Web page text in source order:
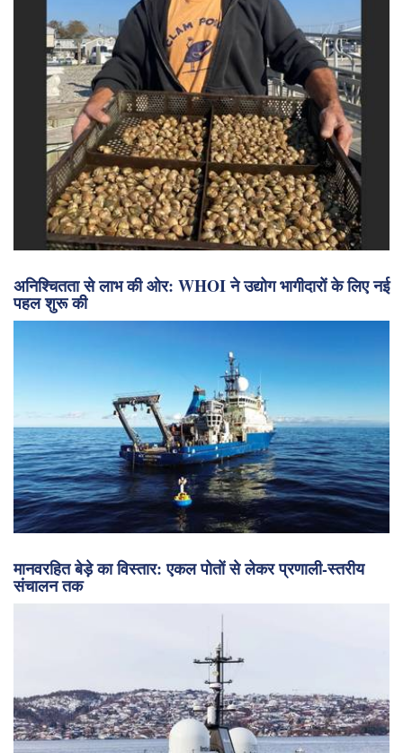
अनिश्चितता से लाभ की ओर: WHOI ने उद्योग भागीदारों के लिए नई
पहल शुरू की
मानवरहित बेड़े का विस्तार: एकल पोतों से लेकर प्रणाली-स्तरीय
संचालन तक